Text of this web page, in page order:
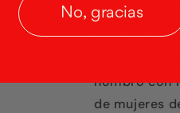
la casa de
a vivir con
así una
nombró con
de mujeres
No, gracias